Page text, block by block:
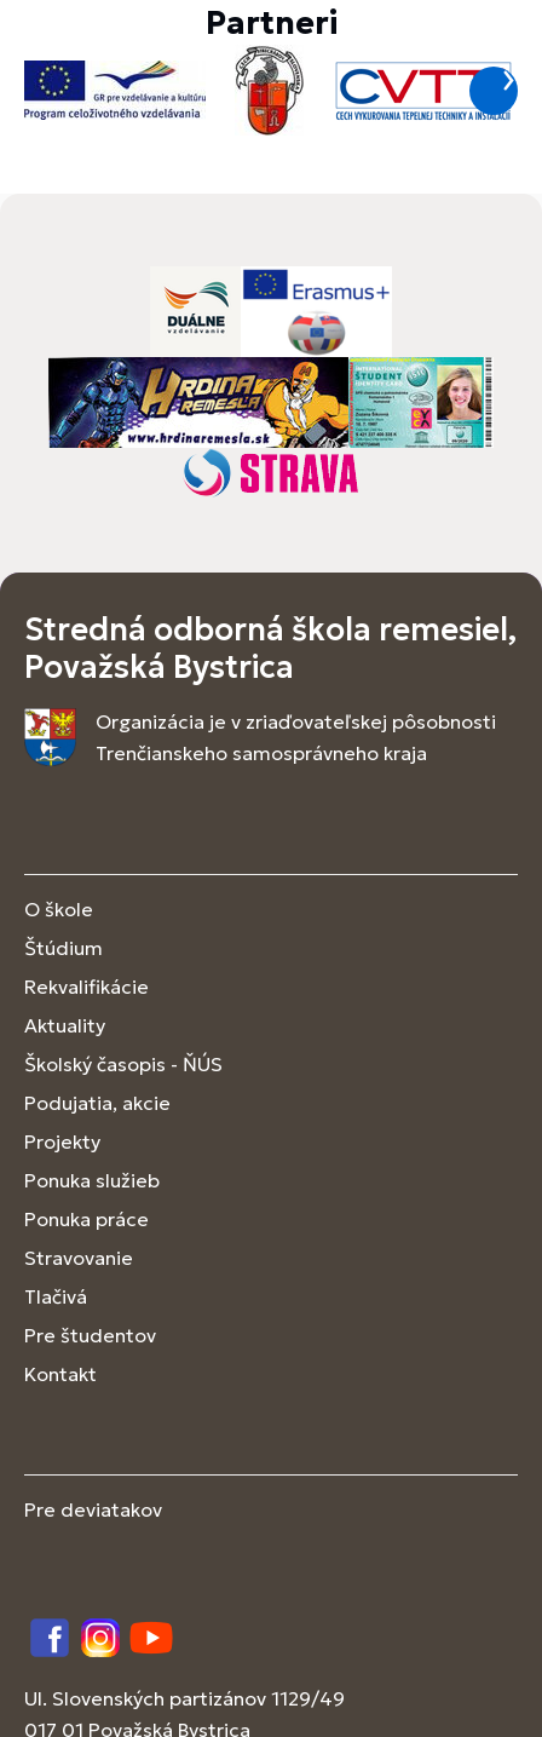
Partneri
Stredná odborná škola remesiel,
Považská Bystrica
Organizácia je v zriaďovateľskej pôsobnosti
Trenčianskeho samosprávneho kraja
O škole
Štúdium
Rekvalifikácie
Aktuality
Školský časopis - ŇÚS
Podujatia, akcie
Projekty
Ponuka služieb
Ponuka práce
Stravovanie
Tlačivá
Pre študentov
Kontakt
Pre deviatakov
FacebookInstagram
YouTube
Ul. Slovenských partizánov 1129/49
017 01 Považská Bystrica